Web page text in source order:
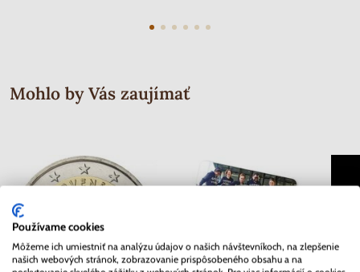
Mohlo by Vás zaujímať
Používame cookies
Môžeme ich umiestniť na analýzu údajov o našich návštevníkoch, na zlepšenie
našich webových stránok, zobrazovanie prispôsobeného obsahu a na